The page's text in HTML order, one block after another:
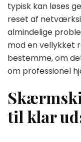
typisk kan løses
reset af
almindelige
mod en vellykket
bestemme, om
om professionel
til klar